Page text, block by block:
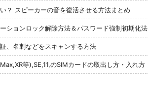
？ スピーカーの音を復活させる方法まとめ
ションロック解除方法＆パスワード強制初期化法
、名刺などをスキャンする方法
等),SE,11,のSIMカードの取出し方・入れ方